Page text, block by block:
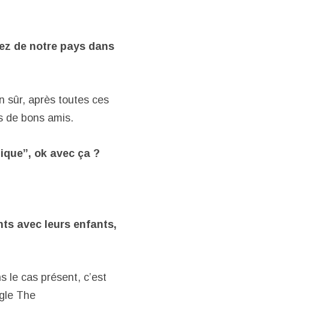
de notre pays dans
sûr, après toutes ces
de bons amis.
ok avec ça ?
avec leurs enfants,
le cas présent, c’est
The